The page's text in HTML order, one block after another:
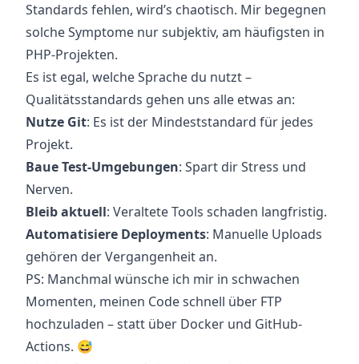
Standards fehlen, wird’s chaotisch. Mir begegnen
solche Symptome nur subjektiv, am häufigsten in
PHP-Projekten.
Es ist egal, welche Sprache du nutzt –
Qualitätsstandards gehen uns alle etwas an:
Nutze Git: Es ist der Mindeststandard für jedes
Projekt.
Baue Test-Umgebungen: Spart dir Stress und
Nerven.
Bleib aktuell: Veraltete Tools schaden langfristig.
Automatisiere Deployments: Manuelle Uploads
gehören der Vergangenheit an.
PS: Manchmal wünsche ich mir in schwachen
Momenten, meinen Code schnell über FTP
hochzuladen – statt über Docker und GitHub-
Actions. 😅